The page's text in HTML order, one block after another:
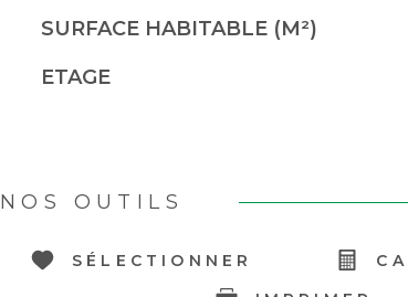
SURFACE HABITABLE (M²)
ETAGE
NOS OUTILS
SÉLECTIONNER